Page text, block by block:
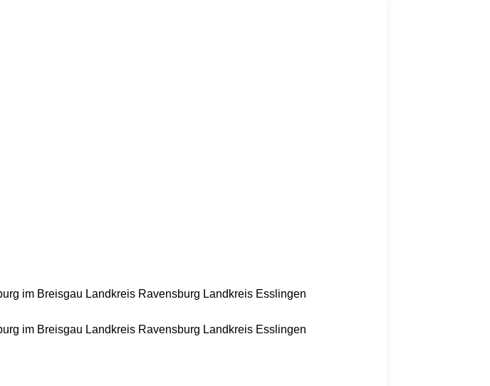
im Breisgau Landkreis Ravensburg Landkreis Esslingen
im Breisgau Landkreis Ravensburg Landkreis Esslingen